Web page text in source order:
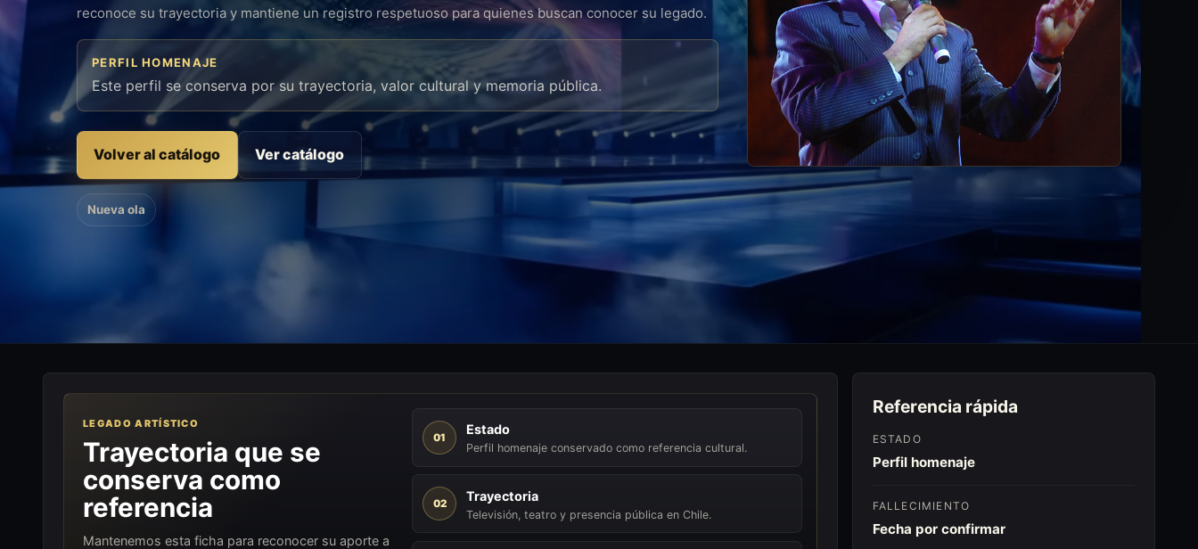
reconoce su trayectoria y mantiene un registro respetuoso para quienes buscan conocer su legado.
PERFIL HOMENAJE
Este perfil se conserva por su trayectoria, valor cultural y memoria pública.
Volver al catálogo Ver catálogo
Nueva ola
LEGADO ARTÍSTICO
Trayectoria que se
conserva como
referencia
Mantenemos esta ficha para reconocer su aporte a
01
Estado
Perfil homenaje conservado como referencia cultural.
02
Trayectoria
Televisión, teatro y presencia pública en Chile.
Referencia rápida
ESTADO
Perfil homenaje
FALLECIMIENTO
Fecha por confirmar